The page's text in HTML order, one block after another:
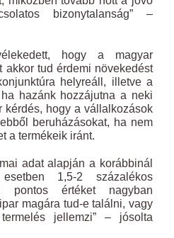
bizonytalanság” –
hogy a magyar
akkor tud érdemi növekedést
helyreáll, illetve a
hazánk hozzájutna a neki
kérdés, hogy a vállalkozások
beruházásokat, ha nem
a termékeik iránt.
adat alapján a korábbinál
1,5-2 százalékos
pontos értéket nagyban
magára tud-e találni, vagy
jellemzi” – jósolta